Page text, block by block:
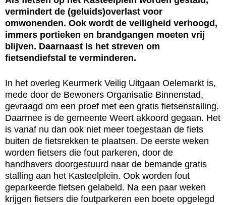
vermindert de (geluids)overlast voor
omwonenden. Ook wordt de veiligheid verhoogd,
immers portieken en brandgangen moeten vrij
blijven. Daarnaast is het streven om
fietsendiefstal te verminderen.
In het overleg Keurmerk Veilig Uitgaan Oelemarkt is,
mede door de Bewoners Organisatie Binnenstad,
gevraagd om een proef met een gratis fietsenstalling.
Daarmee is de gemeente Weert akkoord gegaan. Het
is vanaf nu dan ook niet meer toegestaan de fiets
buiten de fietsrekken te plaatsen. De eerste weken
worden fietsers die fout parkeren, door de
handhavers doorgestuurd naar de bemande gratis
stalling aan het Kasteelplein. Ook worden fout
geparkeerde fietsen gelabeld. Na een paar weken
krijgen fietsers die foutparkeren een boete opgelegd